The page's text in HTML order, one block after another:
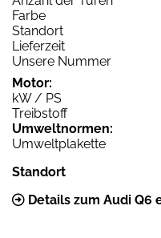
Farbe
Standort
Lieferzeit
Unsere Nummer
Motor:
kW / PS
Treibstoff
Umweltnormen:
Umweltplakette
Standort
Details zum Audi Q6